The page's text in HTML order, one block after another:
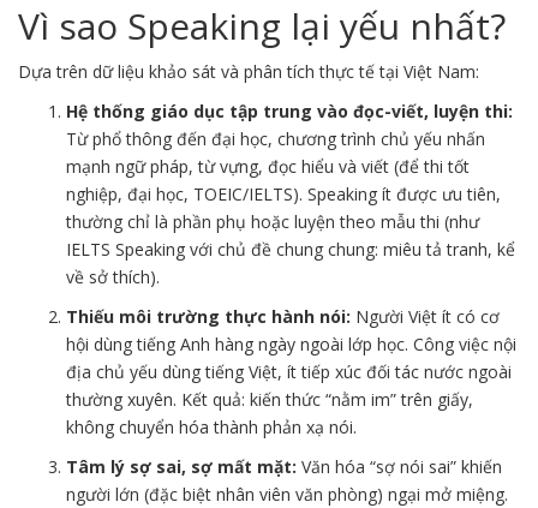
Vì sao Speaking lại yếu nhất?
Dựa trên dữ liệu khảo sát và phân tích thực tế tại Việt Nam:
Hệ thống giáo dục tập trung vào đọc-viết, luyện thi:
Từ phổ thông đến đại học, chương trình chủ yếu nhấn
mạnh ngữ pháp, từ vựng, đọc hiểu và viết (để thi tốt
nghiệp, đại học, TOEIC/IELTS). Speaking ít được ưu tiên,
thường chỉ là phần phụ hoặc luyện theo mẫu thi (như
IELTS Speaking với chủ đề chung chung: miêu tả tranh, kể
về sở thích).
Thiếu môi trường thực hành nói: Người Việt ít có cơ
hội dùng tiếng Anh hàng ngày ngoài lớp học. Công việc nội
địa chủ yếu dùng tiếng Việt, ít tiếp xúc đối tác nước ngoài
thường xuyên. Kết quả: kiến thức “nằm im” trên giấy,
không chuyển hóa thành phản xạ nói.
Tâm lý sợ sai, sợ mất mặt: Văn hóa “sợ nói sai” khiến
người lớn (đặc biệt nhân viên văn phòng) ngại mở miệng.